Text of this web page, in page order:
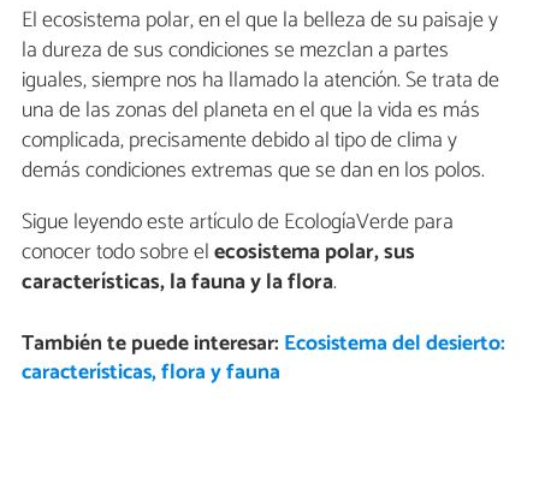
El ecosistema polar, en el que la belleza de su paisaje y
la dureza de sus condiciones se mezclan a partes
iguales, siempre nos ha llamado la atención. Se trata de
una de las zonas del planeta en el que la vida es más
complicada, precisamente debido al tipo de clima y
demás condiciones extremas que se dan en los polos.
Sigue leyendo este artículo de EcologíaVerde para
conocer todo sobre elecosistema polar, sus
características, la fauna y la flora.
También te puede interesar: Ecosistema del desierto:
características, flora y fauna